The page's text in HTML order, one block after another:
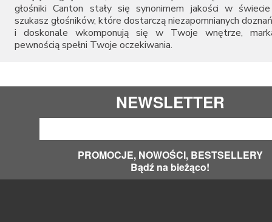
głośniki Canton stały się synonimem jakości w
szukasz głośników, które dostarczą niezapomnianych
i doskonale wkomponują się w Twoje wnętrze,
pewnością spełni Twoje oczekiwania.
NEWSLETTER
PROMOCJE, NOWOŚCI, BESTSELLERY
Bądź na bieżąco!